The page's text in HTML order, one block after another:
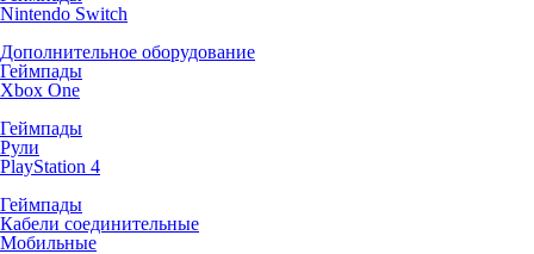
Nintendo Switch
Дополнительное оборудование
Геймпады
Xbox One
Геймпады
Рули
PlayStation 4
Геймпады
Кабели соединительные
Мобильные